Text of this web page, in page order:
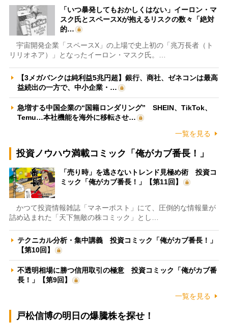
「いつ暴発してもおかしくはない」イーロン・マ
スク氏とスペースXが抱えるリスクの数々「絶対
的…
宇宙開発企業「スペースX」の上場で史上初の「兆万長者（ト
リリオネア）」となったイーロン・マスク氏。…
【3メガバンクは純利益5兆円超】銀行、商社、ゼネコンは最高
益続出の一方で、中小企業・…
急増する中国企業の“国籍ロンダリング” SHEIN、TikTok、
Temu…本社機能を海外に移転させ…
一覧を見る
投資ノウハウ満載コミック「俺がカブ番長！」
「売り時」を逃さないトレンド見極め術 投資コ
ミック「俺がカブ番長！」【第11回】
かつて投資情報雑誌「マネーポスト」にて、圧倒的な情報量が
詰め込まれた「天下無敵の株コミック」とし…
テクニカル分析・集中講義 投資コミック「俺がカブ番長！」
【第10回】
不透明相場に勝つ信用取引の極意 投資コミック「俺がカブ番
長！」【第9回】
一覧を見る
戸松信博の明日の爆騰株を探せ！